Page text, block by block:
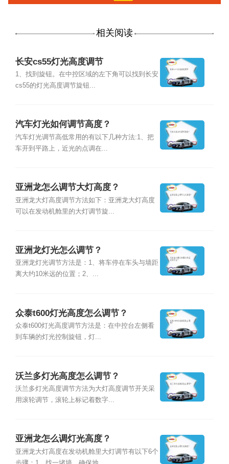
相关阅读
长安cs55灯光高度调节
1、找到旋钮。在中控区域的左下角可以找到长安
cs55的灯光高度调节旋钮...
汽车灯光如何调节高度？
汽车灯光调节高低常用的有以下几种方法:1、把
车开到平路上，近光的点调在...
亚洲龙怎么调节大灯高度？
亚洲龙大灯高度调节方法如下：亚洲龙大灯高度
可以在发动机舱里的大灯调节旋...
亚洲龙灯光怎么调节？
亚洲龙灯光调节方法是：1、将车停在车头与墙距
离大约10米远的位置；2、...
众泰t600灯光高度怎么调节？
众泰t600灯光高度调节方法是：在中控台左侧看
到车辆的灯光控制旋钮，灯...
沃兰多灯光高度怎么调节？
沃兰多灯光高度调节方法为大灯高度调节开关采
用滚轮调节，滚轮上标记着数字...
亚洲龙怎么调灯光高度？
亚洲龙大灯高度在发动机舱里大灯调节有以下6个